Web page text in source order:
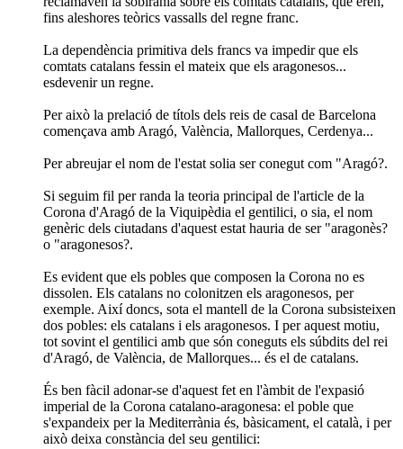
fins aleshores teòrics vassalls del regne franc.
La dependència primitiva dels francs va impedir que els
comtats catalans fessin el mateix que els aragonesos...
esdevenir un regne.
Per això la prelació de títols dels reis de casal de Barcelona
començava amb Aragó, València, Mallorques, Cerdenya...
Per abreujar el nom de l'estat solia ser conegut com "Aragó?.
Si seguim fil per randa la teoria principal de l'article de la
Corona d'Aragó de la Viquipèdia el gentilici, o sia, el nom
genèric dels ciutadans d'aquest estat hauria de ser "aragonès?
o "aragonesos?.
Es evident que els pobles que composen la Corona no es
dissolen. Els catalans no colonitzen els aragonesos, per
exemple. Així doncs, sota el mantell de la Corona subsisteixen
dos pobles: els catalans i els aragonesos. I per aquest motiu,
tot sovint el gentilici amb que són coneguts els súbdits del rei
d'Aragó, de València, de Mallorques... és el de catalans.
És ben fàcil adonar-se d'aquest fet en l'àmbit de l'expasió
imperial de la Corona catalano-aragonesa: el poble que
s'expandeix per la Mediterrània és, bàsicament, el català, i per
això deixa constància del seu gentilici: